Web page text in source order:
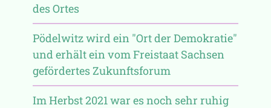
des Ortes
Pödelwitz wird ein "Ort der Demokratie"
und erhält ein vom Freistaat Sachsen
gefördertes Zukunftsforum
Im Herbst 2021 war es noch sehr ruhig